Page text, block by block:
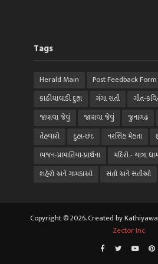
Tags
Herald Main Post Feedback Form
કાઠીયાવાડી દુહા
ગંગા સતી
ગીત-
જાણવા જેવું
જાણવા જેવું જુનાગઢ
તેહવારો
દુહા-છંદ નરસિંહ મેહતા
ભજન-પ્રભાતિયા-પ્રાર્થના
મંદિરો - યાત્રા
શહેરો અને ગામડાઓ
સંતો અને સતીઓ
Copyright © 2026. Created by
Zector Inc.